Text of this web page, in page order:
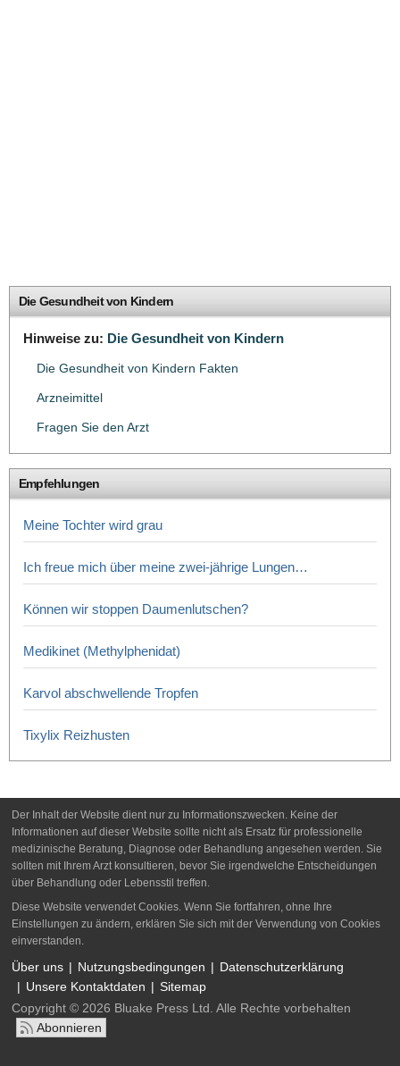
Die Gesundheit von Kindern
Hinweise zu: Die Gesundheit von Kindern
Die Gesundheit von Kindern Fakten
Arzneimittel
Fragen Sie den Arzt
Empfehlungen
Meine Tochter wird grau
Ich freue mich über meine zwei-jährige Lungen…
Können wir stoppen Daumenlutschen?
Medikinet (Methylphenidat)
Karvol abschwellende Tropfen
Tixylix Reizhusten
Der Inhalt der Website dient nur zu Informationszwecken. Keine der
Informationen auf dieser Website sollte nicht als Ersatz für professionelle
medizinische Beratung, Diagnose oder Behandlung angesehen werden. Sie
sollten mit Ihrem Arzt konsultieren, bevor Sie irgendwelche Entscheidungen
über Behandlung oder Lebensstil treffen.
Diese Website verwendet Cookies. Wenn Sie fortfahren, ohne Ihre
Einstellungen zu ändern, erklären Sie sich mit der Verwendung von Cookies
einverstanden.
Über uns Nutzungsbedingungen
Datenschutzerklärung
Unsere Kontaktdaten
Sitemap
Copyright © 2026 Bluake Press Ltd. Alle Rechte vorbehalten
Abonnieren